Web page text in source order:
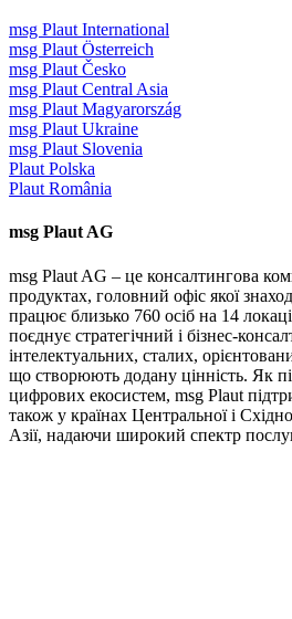
msg Plaut International
msg Plaut Österreich
msg Plaut Česko
msg Plaut Central Asia
msg Plaut Magyarország
msg Plaut Ukraine
msg Plaut Slovenia
Plaut Polska
Plaut România
msg Plaut AG
msg Plaut AG – це консалтингова
продуктах, головний офіс якої
працює близько 760 осіб на 14
поєднує стратегічний і бізнес-
інтелектуальних, сталих,
що створюють додану цінність. Як
цифрових екосистем, msg Plaut
також у країнах Центральної і
Азії, надаючи широкий спектр